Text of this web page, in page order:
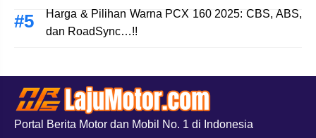
Harga & Pilihan Warna PCX 160 2025: CBS, ABS,
dan RoadSync…!!
Portal Berita Motor dan Mobil No. 1 di Indonesia